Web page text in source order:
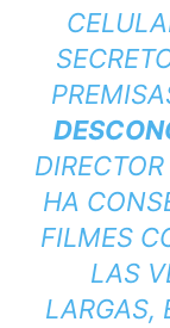
HA
FILMES
LAS
LARGAS,